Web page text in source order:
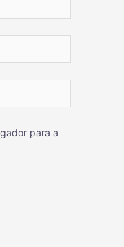
para a